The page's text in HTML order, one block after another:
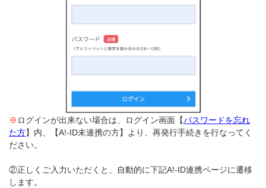
※ ログインが出来ない場合は、ログイン画面【パスワードを忘れ
た方】内、【A!-ID未連携の方】より、再発行手続きを行なってく
ださい。
②正しくご入力いただくと、自動的に下記A!-ID連携ページに遷移
します。